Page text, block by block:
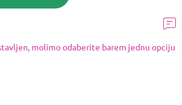
molimo odaberite barem jednu opciju